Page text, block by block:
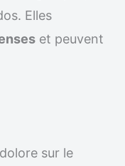
Elles
et peuvent
sur le